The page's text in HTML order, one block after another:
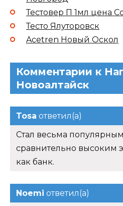
Тестовер П 1мл цена
Тесто Ялуторовск
Acetren Новый Оскол
Комментарии к
Новоалтайск
Tosa ответил(а)
Стал весьма
сравнительно высоким
как банк.
Noemi ответил(а)